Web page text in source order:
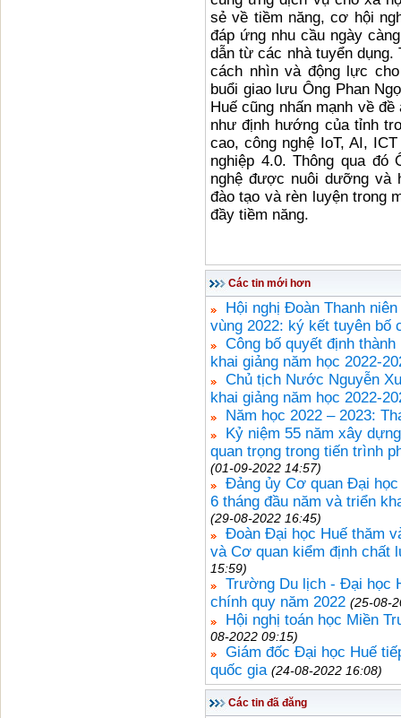
sẻ về tiềm năng, cơ hội
đáp ứng nhu cầu ngày
dẫn từ các nhà tuyển dụng.
cách nhìn và động lực
buổi giao lưu Ông Phan
Huế cũng nhấn mạnh về
như định hướng của tỉnh
cao, công nghệ IoT, AI,
nghiệp 4.0. Thông qua đó
nghệ được nuôi dưỡng và
đào tạo và rèn luyện trong
đầy tiềm năng.
Các tin mới hơn
Hội nghị Đoàn Thanh
vùng 2022: ký kết tuyên bố
Công bố quyết định
khai giảng năm học 2022-
Chủ tịch Nước Nguyễn
khai giảng năm học 2022-
Năm học 2022 – 2023:
Kỷ niệm 55 năm xây
quan trọng trong tiến trình
(01-09-2022 14:57)
Đảng ủy Cơ quan Đại
6 tháng đầu năm và triển
(29-08-2022 16:45)
Đoàn Đại học Huế thăm
và Cơ quan kiểm định chất
15:59)
Trường Du lịch - Đại học
chính quy năm 2022 (25-08-
Hội nghị toán học Miền
08-2022 09:15)
Giám đốc Đại học Huế
quốc gia (24-08-2022 16:08)
Các tin đã đăng